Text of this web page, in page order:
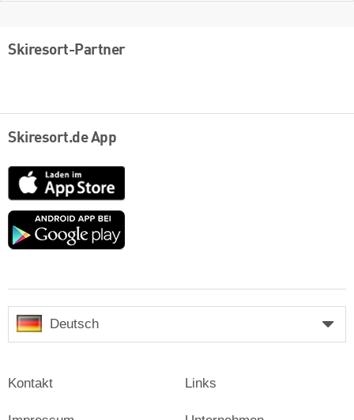
Skiresort-Partner
Skiresort.de App
App
Store
Google
Deutsch
Kontakt Links